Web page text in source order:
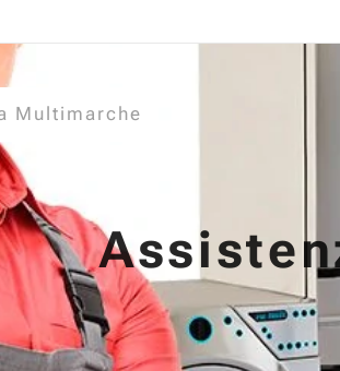
Multimarche